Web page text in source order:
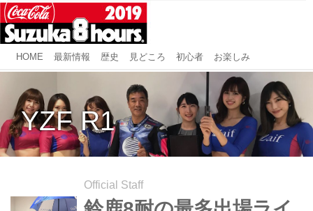
HOME 最新情報 歴史 見どころ 初心者 お楽しみ
YZF R1
Official Staff